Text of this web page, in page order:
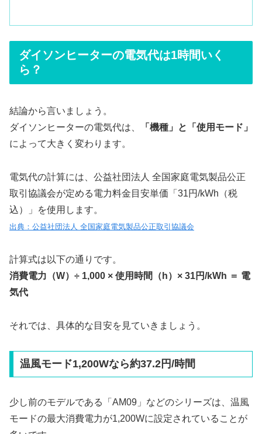
ダイソンヒーターの電気代は1時間いく
ら？
結論から言いましょう。
ダイソンヒーターの電気代は、
「機種」と「使用モード」
によって大きく変わります。
電気代の計算には、公益社団法人 全国家庭電気製品公正
取引協議会が定める電力料金目安単価「31円/kWh（税
込）」を使用します。
出典：公益社団法人 全国家庭電気製品公正取引協議会
計算式は以下の通りです。
消費電力（W）÷ 1,000 × 使用時間（h）× 31円/kWh ＝ 電
気代
それでは、具体的な目安を見ていきましょう。
温風モード1,200Wなら約37.2円/時間
少し前のモデルである「AM09」などのシリーズは、温風
モードの最大消費電力が1,200Wに設定されていることが